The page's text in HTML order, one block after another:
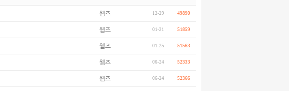
웹즈 12-29 49890
웹즈 01-21 51859
웹즈 01-25 51563
웹즈 06-24 52333
웹즈 06-24 52366